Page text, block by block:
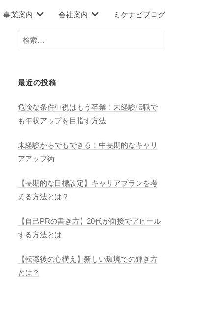
事業案内 会社案内 ミケナビブログ
検
索:
最近の投稿
危険な条件重視はもう卒業！未経験転職で
も年収アップを目指す方法
未経験からでもできる！中長期的なキャリ
アアップ術
【長期的な目標設定】キャリアプランを考
える方法とは？
【自己PRの書き方】20代が面接でアピール
する方法とは
【転職後の心構え】新しい環境での輝き方
とは？